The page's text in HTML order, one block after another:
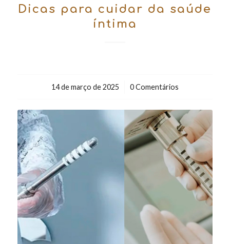
Dicas para cuidar da saúde
íntima
14 de março de 2025
/ 0 Comentários